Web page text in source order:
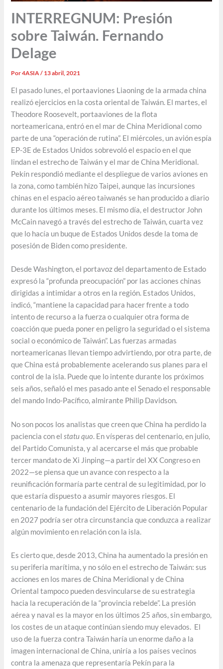
INTERREGNUM: Presión
sobre Taiwán. Fernando
Delage
Por4ASIA/ 13 abril, 2021
El pasado lunes, el portaaviones Liaoning de la armada china
realizó ejercicios en la costa oriental de Taiwán. El martes, el
Theodore Roosevelt, portaaviones de la flota
norteamericana, entró en el mar de China Meridional como
parte de una “operación de rutina”. El miércoles, un avión espía
EP-3E de Estados Unidos sobrevoló el espacio en el que
lindan el estrecho de Taiwán y el mar de China Meridional.
Pekín respondió mediante el despliegue de varios aviones en
la zona, como también hizo Taipei, aunque las incursiones
chinas en el espacio aéreo taiwanés se han producido a diario
durante los últimos meses. El mismo día, el destructor John
McCain navegó a través del estrecho de Taiwán, cuarta vez
que lo hacía un buque de Estados Unidos desde la toma de
posesión de Biden como presidente.
Desde Washington, el portavoz del departamento de Estado
expresó la “profunda preocupación” por las acciones chinas
dirigidas a intimidar a otros en la región. Estados Unidos,
indicó, “mantiene la capacidad para hacer frente a todo
intento de recurso a la fuerza o cualquier otra forma de
coacción que pueda poner en peligro la seguridad o el sistema
social o económico de Taiwán”. Las fuerzas armadas
norteamericanas llevan tiempo advirtiendo, por otra parte, de
que China está probablemente acelerando sus planes para el
control de la isla. Puede que lo intente durante los próximos
seis años, señaló el mes pasado ante el Senado el responsable
del mando Indo-Pacífico, almirante Philip Davidson.
No son pocos los analistas que creen que China ha perdido la
paciencia con elstatu quo. En vísperas del centenario, en julio,
del Partido Comunista, y al acercarse el más que probable
tercer mandato de Xi Jinping—a partir del XX Congreso en
2022—se piensa que un avance con respecto a la
reunificación formaría parte central de su legitimidad, por lo
que estaría dispuesto a asumir mayores riesgos. El
centenario de la fundación del Ejército de Liberación Popular
en 2027 podría ser otra circunstancia que conduzca a realizar
algún movimiento en relación con la isla.
Es cierto que, desde 2013, China ha aumentado la presión en
su periferia marítima, y no sólo en el estrecho de Taiwán: sus
acciones en los mares de China Meridional y de China
Oriental tampoco pueden desvincularse de su estrategia
hacia la recuperación de la “provincia rebelde”. La presión
aérea y naval es la mayor en los últimos 25 años, sin embargo,
los costes de un ataque continúan siendo muy elevados. El
uso de la fuerza contra Taiwán haría un enorme daño a la
imagen internacional de China, uniría a los países vecinos
contra la amenaza que representaría Pekín para la